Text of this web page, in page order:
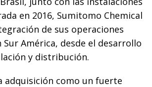
en 2016, Sumitomo Chemical
de sus operaciones
Sur América, desde el desarrollo
y distribución.
adquisición como un fuerte